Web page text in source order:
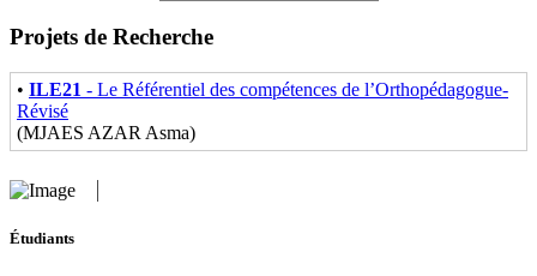
Projets de Recherche
• ILE21 - Le Référentiel des compétences de l’Orthopédagogue-
Révisé
(MJAES AZAR Asma)
Étudiants